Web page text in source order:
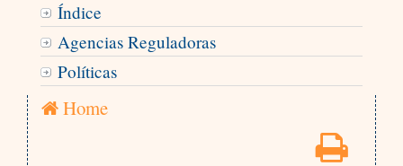
Índice
Agencias Reguladoras
Políticas
Home